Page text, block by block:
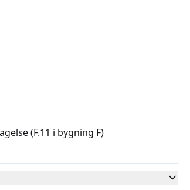
(F.11 i bygning F)